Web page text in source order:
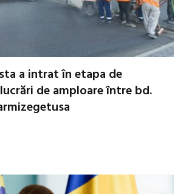
a intrat în etapa de
de amploare între bd.